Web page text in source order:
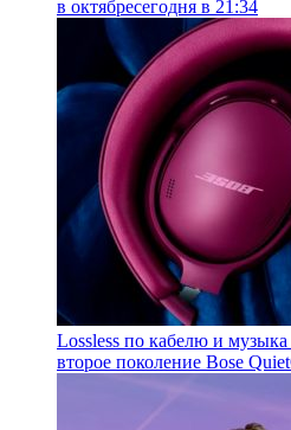
в октябресегодня в 21:34
Lossless по кабелю и
второе поколение Bose